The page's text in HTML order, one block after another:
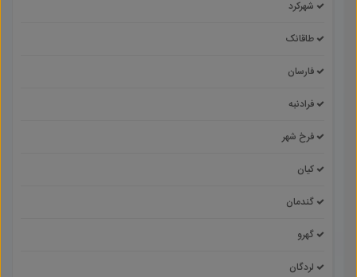
شهرکرد
طاقانک
فارسان
فرادنبه
فرخ شهر
کیان
گندمان
گهرو
لردگان